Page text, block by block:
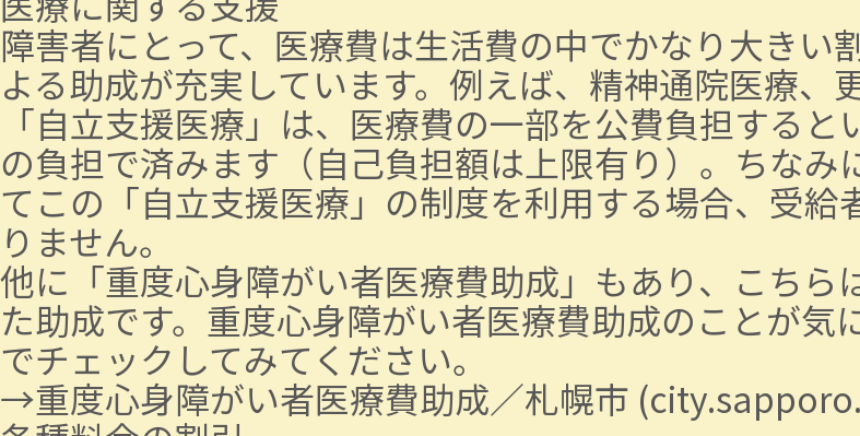
障害者にとって、医療費は生活費の中でかなり大きい
よる助成が充実しています。例えば、精神通院医療、
「自立支援医療」は、医療費の一部を公費負担する
の負担で済みます（自己負担額は上限有り）。ちな
てこの「自立支援医療」の制度を利用する場合、受
りません。
他に「重度心身障がい者医療費助成」もあり、こち
た助成です。重度心身障がい者医療費助成のことが
でチェックしてみてください。
→重度心身障がい者医療費助成／札幌市